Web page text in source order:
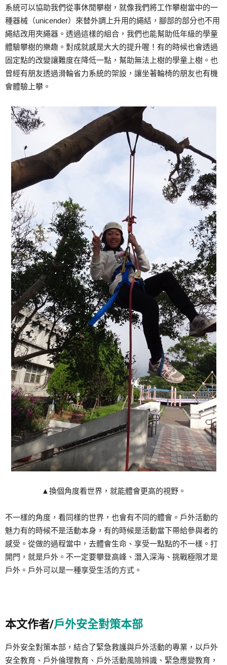
系統可以協助我們從事休閒攀樹，就像我們將工作攀樹當中的一
種器械（unicender）來替外調上升用的繩結，腳部的部分也不用
繩結改用夾繩器。透過這樣的組合，我們也能幫助低年級的學童
體驗攀樹的樂趣。對成就感是大大的提升喔！有的時候也會透過
固定點的改變讓難度在降低一點，幫助無法上樹的學童上樹。也
曾經有朋友透過滑輪省力系統的架設，讓坐著輪椅的朋友也有機
會體驗上攀。
▲換個角度看世界，就能體會更高的視野。
不一樣的角度，看同樣的世界，也會有不同的體會。戶外活動的
魅力有的時候不是活動本身，有的時候是活動當下帶給參與者的
感受。從做的過程當中，去體會生命、享受一點點的不一樣。打
開門，就是戶外。不一定要攀登高峰、潛入深海、挑戰極限才是
戶外。戶外可以是一種享受生活的方式。
本文作者/戶外安全對策本部
戶外安全對策本部，結合了緊急救護與戶外活動的專業，以戶外
安全教育、戶外倫理教育、戶外活動風險辨識、緊急應變教育，